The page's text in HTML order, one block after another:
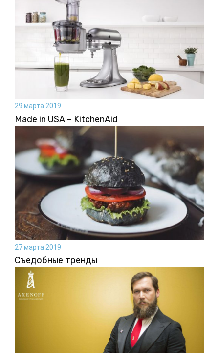
29 марта 2019
Made in USA – KitchenAid
27 марта 2019
Съедобные тренды